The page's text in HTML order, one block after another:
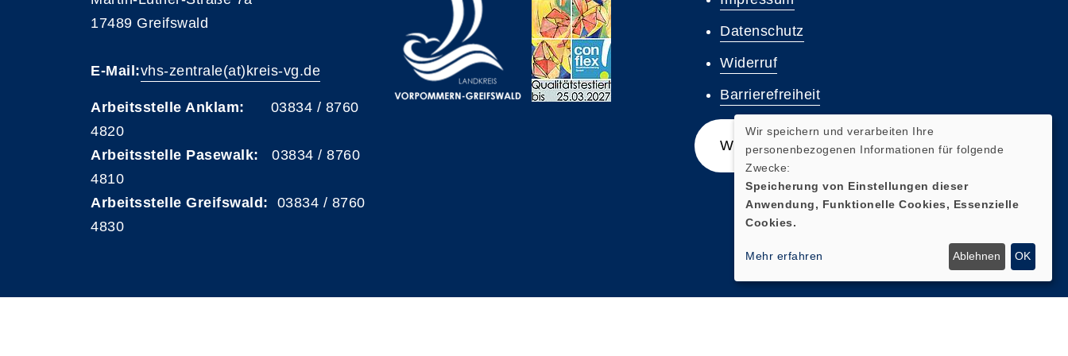
17489 Greifswald
E-Mail:vhs-zentrale(at)kreis-vg.de
Arbeitsstelle Anklam: 03834 / 8760
4820
Arbeitsstelle Pasewalk: 03834 / 8760
4810
Arbeitsstelle Greifswald: 03834 / 8760
4830
Datenschutz
Widerruf
Barrierefreiheit
Widerrufsformular
Wir speichern und verarbeiten Ihre
personenbezogenen Informationen für folgende
Zwecke:
Speicherung von Einstellungen dieser
Anwendung, Funktionelle Cookies, Essenzielle
Cookies.
Mehr erfahren Ablehnen OK